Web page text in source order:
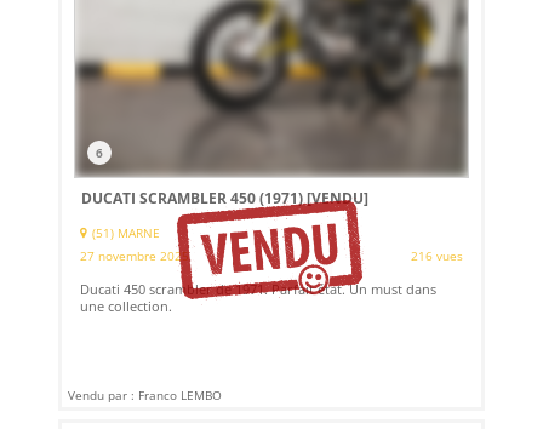
6
DUCATI SCRAMBLER 450 (1971)[VENDU]
(51) MARNE
27 novembre 2025
216 vues
Ducati 450 scrambler de 1971. Parfait état. Un must dans
une collection.
Vendu par : Franco LEMBO